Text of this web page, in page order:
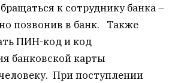
к сотруднику банка –
позвонив в банк. Также
ПИН-код и код
банковской карты
При поступлении